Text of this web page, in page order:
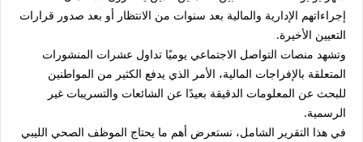
إجراءاتهم الإدارية والمالية بعد سنوات من الانتظار أو بعد صدور قرارات
التعيين الأخيرة.
وتشهد منصات التواصل الاجتماعي يوميًا تداول عشرات المنشورات
المتعلقة بالإفراجات المالية، الأمر الذي يدفع الكثير من المواطنين
للبحث عن المعلومات الدقيقة بعيدًا عن الشائعات والتسريبات غير
الرسمية.
في هذا التقرير الشامل، نستعرض أهم ما يحتاج الموظف الصحي الليبي